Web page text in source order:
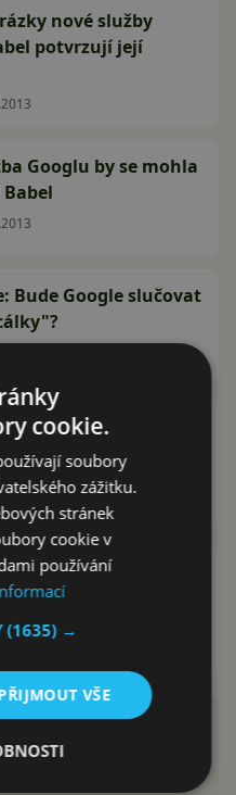
nové služby
potvrzují její
Googlu by se mohla
Bude Google slučovat
vymáčknout ze svého
[pro začínající
5.0 - konečne s
Honeycomb
cookie.
soubory
zážitku.
stránek
cookie v
používání
(1635) →
VŠE